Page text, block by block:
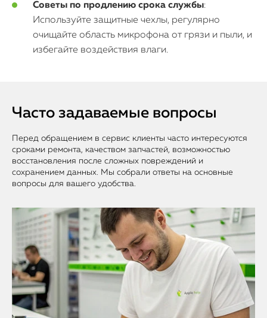
Советы по продлению срока службы:
Используйте защитные чехлы, регулярно
очищайте область микрофона от грязи и пыли, и
избегайте воздействия влаги.
Часто задаваемые вопросы
Перед обращением в сервис клиенты часто интересуются
сроками ремонта, качеством запчастей, возможностью
восстановления после сложных повреждений и
сохранением данных. Мы собрали ответы на основные
вопросы для вашего удобства.